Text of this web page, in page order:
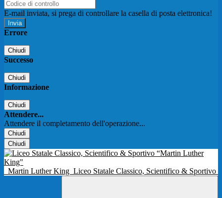
E-mail inviata, si prega di controllare la casella di posta elettronica!
Errore
Chiudi
Successo
Chiudi
Informazione
Chiudi
Attendere...
Attendere il completamento dell'operazione...
Chiudi
Chiudi
Martin Luther King Liceo Statale Classico, Scientifico & Sportivo